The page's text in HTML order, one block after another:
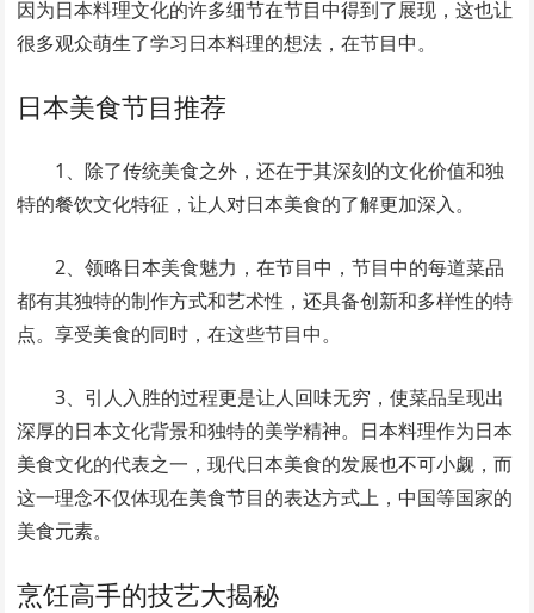
因为日本料理文化的许多细节在节目中得到了展现，这也让
很多观众萌生了学习日本料理的想法，在节目中。
日本美食节目推荐
1、除了传统美食之外，还在于其深刻的文化价值和独
特的餐饮文化特征，让人对日本美食的了解更加深入。
2、领略日本美食魅力，在节目中，节目中的每道菜品
都有其独特的制作方式和艺术性，还具备创新和多样性的特
点。享受美食的同时，在这些节目中。
3、引人入胜的过程更是让人回味无穷，使菜品呈现出
深厚的日本文化背景和独特的美学精神。日本料理作为日本
美食文化的代表之一，现代日本美食的发展也不可小觑，而
这一理念不仅体现在美食节目的表达方式上，中国等国家的
美食元素。
烹饪高手的技艺大揭秘